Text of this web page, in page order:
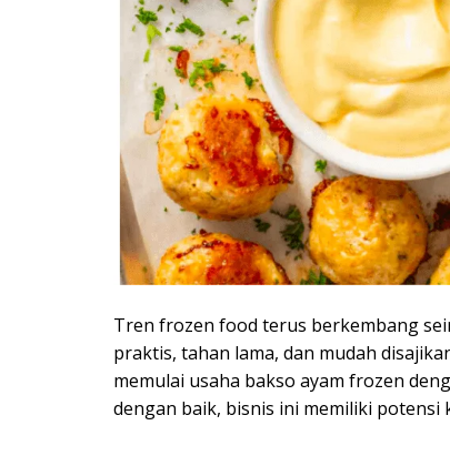
Tren frozen food terus berkembang
praktis, tahan lama, dan mudah
memulai usaha bakso ayam frozen
dengan baik, bisnis ini memiliki